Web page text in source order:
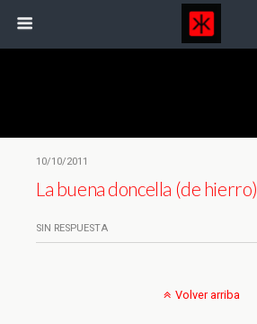
10/10/2011
La buena doncella (de hierro)
SIN RESPUESTA
Volver arriba